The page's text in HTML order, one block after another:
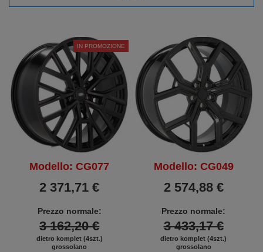
IN PROMOZIONE
Modello: CG077
Prezzo normale:
3 162,20 €
2 371,71 €
dietro komplet (4szt.)
grossolano
Modello: CG049
Prezzo normale:
3 433,17 €
2 574,88 €
dietro komplet (4szt.)
grossolano